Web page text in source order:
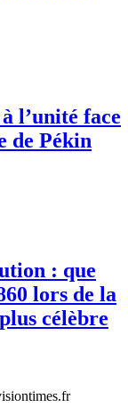
l’unité face
de Pékin
: que
lors de la
célèbre